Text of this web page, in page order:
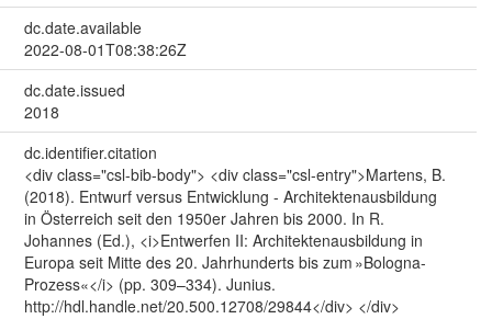
dc.date.available
2022-08-01T08:38:26Z
dc.date.issued
2018
dc.identifier.citation
<div class="csl-bib-body"> <div class="csl-entry">Martens, B.
(2018). Entwurf versus Entwicklung - Architektenausbildung
in Österreich seit den 1950er Jahren bis 2000. In R.
Johannes (Ed.), <i>Entwerfen II: Architektenausbildung in
Europa seit Mitte des 20. Jahrhunderts bis zum »Bologna-
Prozess«</i> (pp. 309–334). Junius.
http://hdl.handle.net/20.500.12708/29844</div> </div>